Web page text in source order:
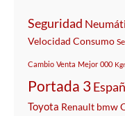
Seguridad
Velocidad Consumo
Cambio Venta Mejor 000
Portada 3
Toyota Renault bmw